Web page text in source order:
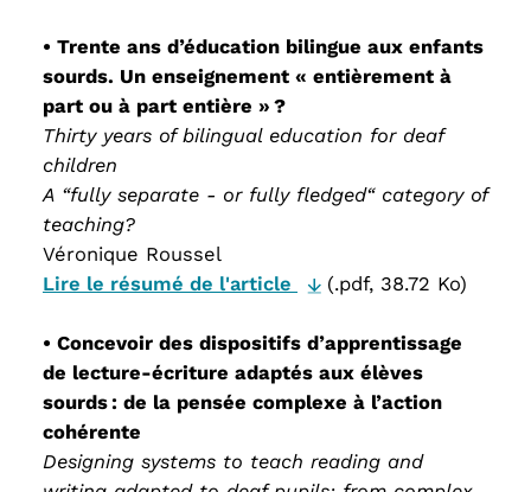
• Trente ans d’éducation bilingue aux enfants
sourds. Un enseignement « entièrement à
part ou à part entière » ?
Thirty years of bilingual education for deaf
children
A “fully separate - or fully fledged“ category of
teaching?
Véronique Roussel
Lire le résumé de l'article
(.pdf, 38.72 Ko)
• Concevoir des dispositifs d’apprentissage
de lecture-écriture adaptés aux élèves
sourds : de la pensée complexe à l’action
cohérente
Designing systems to teach reading and